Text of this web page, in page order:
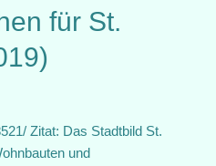
für St.
Zitat: Das Stadtbild St.
und